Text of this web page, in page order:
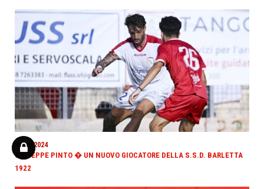
26/09/2024
GIUSEPPE PINTO � UN NUOVO GIOCATORE DELLA S.S.D. BARLETTA
1922